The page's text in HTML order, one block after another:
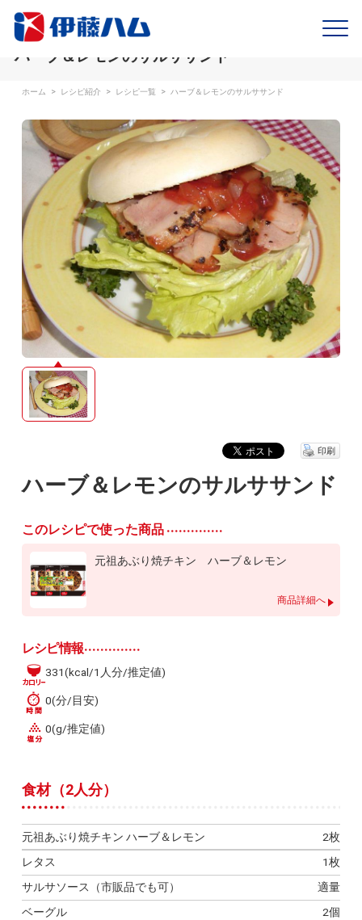
ハーブ＆レモンのサルササンド
ホーム > レシピ紹介 > レシピ一覧 > ハーブ＆レモンのサルササンド
ハーブ＆レモンのサルササンド
印刷
このレシピで使った商品
元祖あぶり焼チキン ハーブ＆レモン
商品詳細へ
レシピ情報
331(kcal/1人分/推定値)
0(分/目安)
0(g/推定値)
食材（2人分）
元祖あぶり焼チキン ハーブ＆レモン
2枚
レタス
1枚
サルサソース（市販品でも可）
適量
ベーグル
2個